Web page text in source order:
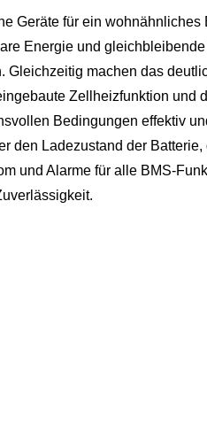
Geräte für ein wohnähnliches
Energie und
machen das
Zellheizfunktion und
Bedingungen effektiv
den Ladezustand der
und Alarme für alle BMS-